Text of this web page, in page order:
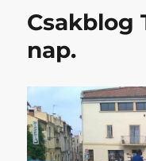
Csakblog
nap.